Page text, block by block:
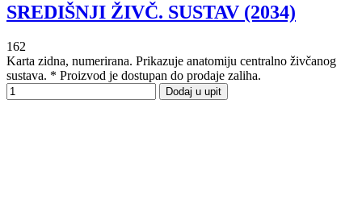
SREDIŠNJI ŽIVČ. SUSTAV (2034)
162
Karta zidna, numerirana. Prikazuje anatomiju centralno živčanog
sustava. * Proizvod je dostupan do prodaje zaliha.
Dodaj u upit